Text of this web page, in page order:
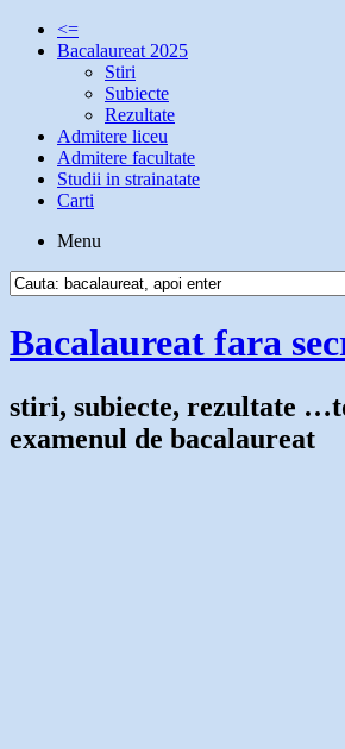
<=
Bacalaureat 2025
Stiri
Subiecte
Rezultate
Admitere liceu
Admitere facultate
Studii in strainatate
Carti
Menu
Bacalaureat fara
stiri, subiecte, rezultate
examenul de bacalaureat